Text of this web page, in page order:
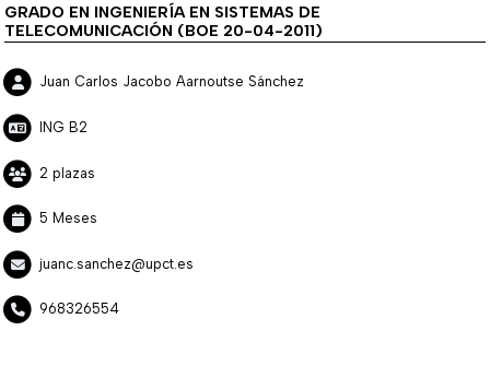
GRADO EN INGENIERÍA EN SISTEMAS DE
TELECOMUNICACIÓN (BOE 20-04-2011)
Juan Carlos Jacobo Aarnoutse Sánchez
ING B2
2 plazas
5 Meses
juanc.sanchez@upct.es
968326554